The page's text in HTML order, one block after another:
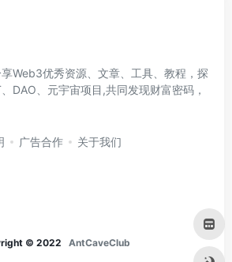
Web3优秀资源、文章、工具、教程，探
DAO、元宇宙项目,共同发现财富密码，
广告合作 关于我们
© 2022 AntCaveClub